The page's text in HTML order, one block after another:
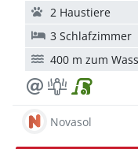
2 Haustiere
3 Schlafzimmer
400 m zum
Novasol